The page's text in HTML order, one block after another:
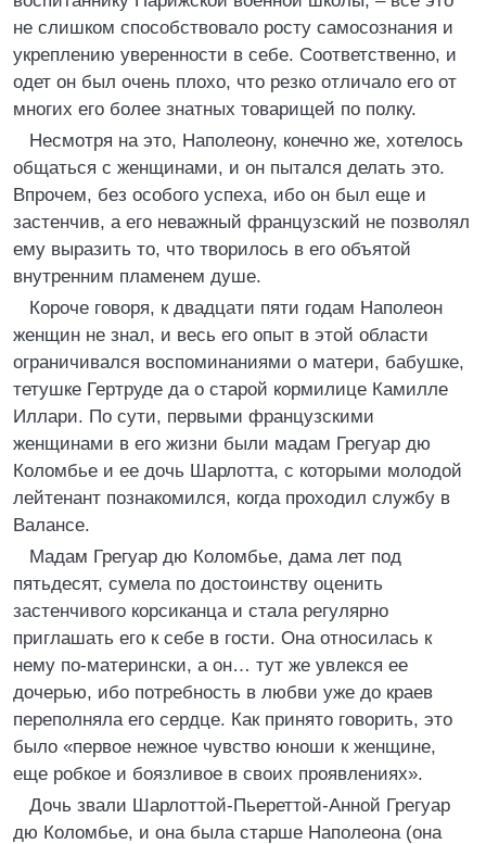
не слишком способствовало росту самосознания и
укреплению уверенности в себе. Соответственно, и
одет он был очень плохо, что резко отличало его от
многих его более знатных товарищей по полку.
Несмотря на это, Наполеону, конечно же, хотелось
общаться с женщинами, и он пытался делать это.
Впрочем, без особого успеха, ибо он был еще и
застенчив, а его неважный французский не позволял
ему выразить то, что творилось в его объятой
внутренним пламенем душе.
Короче говоря, к двадцати пяти годам Наполеон
женщин не знал, и весь его опыт в этой области
ограничивался воспоминаниями о матери, бабушке,
тетушке Гертруде да о старой кормилице Камилле
Иллари. По сути, первыми французскими
женщинами в его жизни были мадам Грегуар дю
Коломбье и ее дочь Шарлотта, с которыми молодой
лейтенант познакомился, когда проходил службу в
Валансе.
Мадам Грегуар дю Коломбье, дама лет под
пятьдесят, сумела по достоинству оценить
застенчивого корсиканца и стала регулярно
приглашать его к себе в гости. Она относилась к
нему по-матерински, а он… тут же увлекся ее
дочерью, ибо потребность в любви уже до краев
переполняла его сердце. Как принято говорить, это
было «первое нежное чувство юноши к женщине,
еще робкое и боязливое в своих проявлениях».
Дочь звали Шарлоттой-Пьереттой-Анной Грегуар
дю Коломбье, и она была старше Наполеона (она